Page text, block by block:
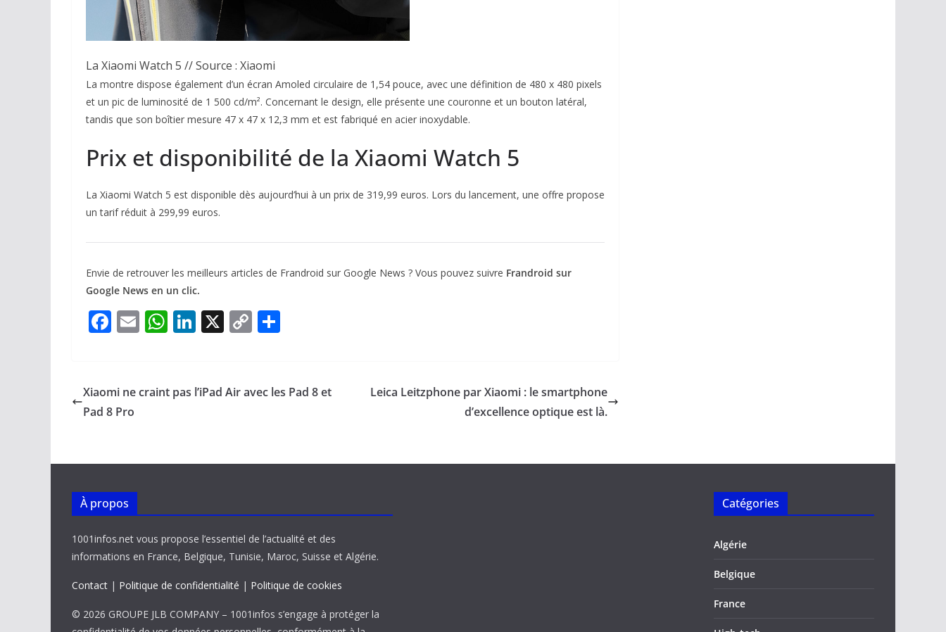
La Xiaomi Watch 5 // Source : Xiaomi
La montre dispose également d’un écran Amoled circulaire de 1,54 pouce, avec une définition de 480 x 480 pixels
et un pic de luminosité de 1 500 cd/m². Concernant le design, elle présente une couronne et un bouton latéral,
tandis que son boîtier mesure 47 x 47 x 12,3 mm et est fabriqué en acier inoxydable.
Prix et disponibilité de la Xiaomi Watch 5
La Xiaomi Watch 5 est disponible dès aujourd’hui à un prix de 319,99 euros. Lors du lancement, une offre propose
un tarif réduit à 299,99 euros.
Envie de retrouver les meilleurs articles de Frandroid sur Google News ? Vous pouvez suivre Frandroid sur
Google News en un clic.
F
b
o
k
E
l
W
s
p
Li
e
X C
y
k
g
Xiaomi ne craint pas l’iPad Air avec les Pad 8 et
Pad 8 Pro
Leica Leitzphone par Xiaomi : le smartphone
d’excellence optique est là.
À propos
1001infos.net vous propose l’essentiel de l’actualité et des
informations en France, Belgique, Tunisie, Maroc, Suisse et Algérie.
Contact | Politique de confidentialité | Politique de cookies
© 2026 GROUPE JLB COMPANY – 1001infos s’engage à protéger la
Catégories
Algérie
Belgique
France